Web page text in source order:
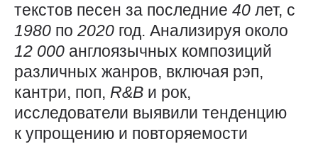
текстов песен за последние 40 лет, с
1980 по 2020 год. Анализируя около
12 000 англоязычных композиций
различных жанров, включая рэп,
кантри, поп, R&B и рок,
исследователи выявили тенденцию
к упрощению и повторяемости